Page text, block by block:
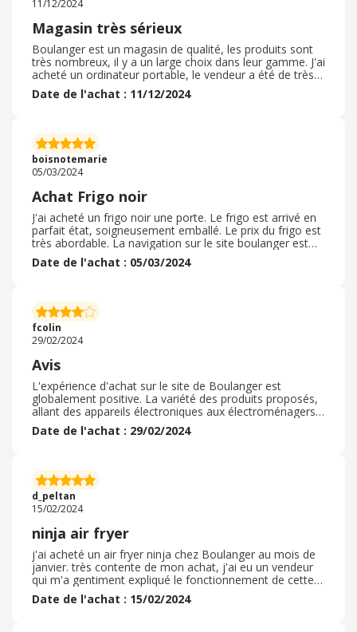
11/12/2024
Magasin très sérieux
Boulanger est un magasin de qualité, les produits sont
très nombreux, il y a un large choix dans leur gamme. J'ai
acheté un ordinateur portable, le vendeur a été de très
bons conseils et très sympathique. Je suis donc très
contente de mon achat fait sur le site après visite pour
mais j'ai été prévenu avant la finalisation de la
commande alors ça ne l'a pas posé de soucis. J'ai eu une
panne, mais l'article a été changé immédiatement.
Date de l'achat : 11/12/2024
boisnotemarie
05/03/2024
Achat Frigo noir
J'ai acheté un frigo noir une porte. Le frigo est arrivé en
parfait état, soigneusement emballé. Le prix du frigo est
très abordable. La navigation sur le site boulanger est
simple et fluide. Très bonne experience client vécue par
mes soins. Beaucoup de produits sont proposés sur le
compréhension. Le paiement est très sécurisé. Je
recommande l'utilisation du site boulanger pour
l'ameublement de son chez soi. C'est un site digne de
confiance.
Date de l'achat : 05/03/2024
fcolin
29/02/2024
Avis
L'expérience d'achat sur le site de Boulanger est
globalement positive. La variété des produits proposés,
allant des appareils électroniques aux électroménagers,
est impressionnante. Les prix sont compétitifs, souvent
assortis de promotions attrayantes. Cependant, la
recherche d'un article précis. Malgré cela, la qualité du
service client est notable, avec un support réactif en cas
de besoin. En somme, Boulanger offre une plateforme
conviviale pour les achats en ligne, mais il est important
de vérifier la disponibilité des produits dans les magasins
partenaires avant de finaliser un achat.
Date de l'achat : 29/02/2024
d_peltan
15/02/2024
ninja air fryer
j'ai acheté un air fryer ninja chez Boulanger au mois de
janvier. très contente de mon achat, j'ai eu un vendeur
qui m'a gentiment expliqué le fonctionnement de cette
appareil ainsi que les différents modèles. J'ai opté pour
ce modèle car le design me convenait beaucoup mieux
Date de l'achat : 15/02/2024